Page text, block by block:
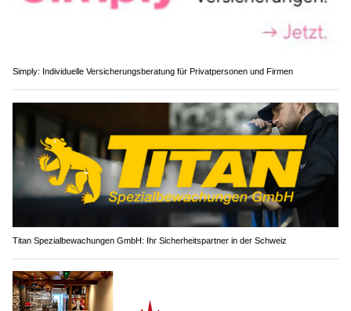
Simply: Individuelle Versicherungsberatung für Privatpersonen und Firmen
Titan Spezialbewachungen GmbH: Ihr Sicherheitspartner in der Schweiz